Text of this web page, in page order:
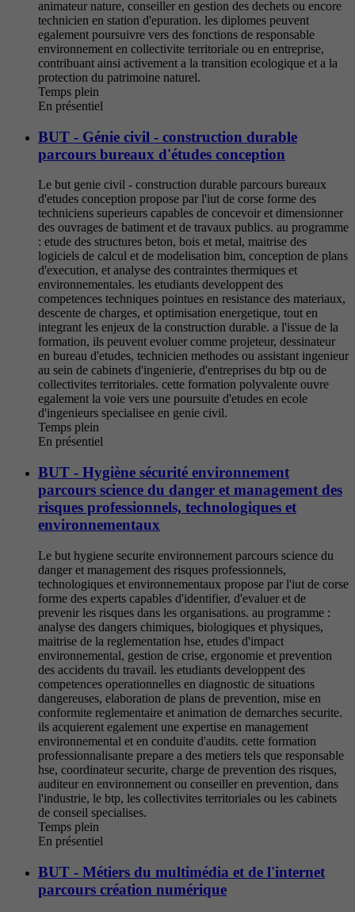
animateur nature, conseiller en gestion des dechets ou encore
technicien en station d'epuration. les diplomes peuvent
egalement poursuivre vers des fonctions de responsable
environnement en collectivite territoriale ou en entreprise,
contribuant ainsi activement a la transition ecologique et a la
protection du patrimoine naturel.
Temps plein
En présentiel
BUT - Génie civil - construction durable
parcours bureaux d'études conception
Le but genie civil - construction durable parcours bureaux
d'etudes conception propose par l'iut de corse forme des
techniciens superieurs capables de concevoir et dimensionner
des ouvrages de batiment et de travaux publics. au programme
: etude des structures beton, bois et metal, maitrise des
logiciels de calcul et de modelisation bim, conception de plans
d'execution, et analyse des contraintes thermiques et
environnementales. les etudiants developpent des
competences techniques pointues en resistance des materiaux,
descente de charges, et optimisation energetique, tout en
integrant les enjeux de la construction durable. a l'issue de la
formation, ils peuvent evoluer comme projeteur, dessinateur
en bureau d'etudes, technicien methodes ou assistant ingenieur
au sein de cabinets d'ingenierie, d'entreprises du btp ou de
collectivites territoriales. cette formation polyvalente ouvre
egalement la voie vers une poursuite d'etudes en ecole
d'ingenieurs specialisee en genie civil.
Temps plein
En présentiel
BUT - Hygiène sécurité environnement
parcours science du danger et management des
risques professionnels, technologiques et
environnementaux
Le but hygiene securite environnement parcours science du
danger et management des risques professionnels,
technologiques et environnementaux propose par l'iut de corse
forme des experts capables d'identifier, d'evaluer et de
prevenir les risques dans les organisations. au programme :
analyse des dangers chimiques, biologiques et physiques,
maitrise de la reglementation hse, etudes d'impact
environnemental, gestion de crise, ergonomie et prevention
des accidents du travail. les etudiants developpent des
competences operationnelles en diagnostic de situations
dangereuses, elaboration de plans de prevention, mise en
conformite reglementaire et animation de demarches securite.
ils acquierent egalement une expertise en management
environnemental et en conduite d'audits. cette formation
professionnalisante prepare a des metiers tels que responsable
hse, coordinateur securite, charge de prevention des risques,
auditeur en environnement ou conseiller en prevention, dans
l'industrie, le btp, les collectivites territoriales ou les cabinets
de conseil specialises.
Temps plein
En présentiel
BUT - Métiers du multimédia et de l'internet
parcours création numérique